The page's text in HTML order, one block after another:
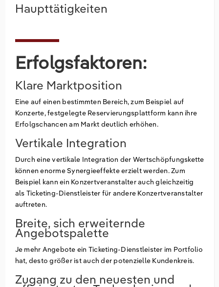
Haupttätigkeiten
Erfolgsfaktoren:
Klare Marktposition
Eine auf einen bestimmten Bereich, zum Beispiel auf
Konzerte, festgelegte Reservierungsplattform kann ihre
Erfolgschancen am Markt deutlich erhöhen.
Vertikale Integration
Durch eine vertikale Integration der Wertschöpfungskette
können enorme Synergieeffekte erzielt werden. Zum
Beispiel kann ein Konzertveranstalter auch gleichzeitig
als Ticketing-Dienstleister für andere Konzertveranstalter
auftreten.
Breite, sich erweiternde
Angebotspalette
Je mehr Angebote ein Ticketing-Dienstleister im Portfolio
hat, desto größer ist auch der potenzielle Kundenkreis.
Zugang zu den neuesten und